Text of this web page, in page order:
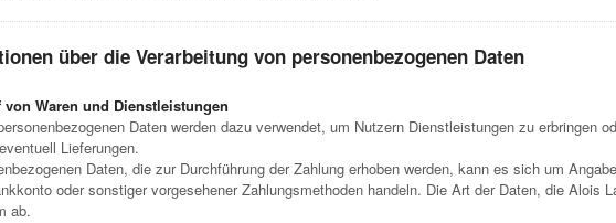
über die Verarbeitung von personenbezogenen Daten
von Waren und Dienstleistungen
Daten werden dazu verwendet, um Nutzern Dienstleistungen zu erbringen
Lieferungen.
Daten, die zur Durchführung der Zahlung erhoben werden, kann es sich um
oder sonstiger vorgesehener Zahlungsmethoden handeln. Die Art der Daten, die Alois
ab.